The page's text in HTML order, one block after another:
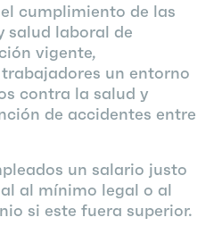
cumplimiento de las
salud laboral de
vigente,
un entorno
contra la salud y
de accidentes entre
un salario justo
al mínimo legal o al
si este fuera superior.